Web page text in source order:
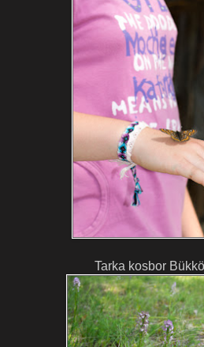
Tarka kosbor